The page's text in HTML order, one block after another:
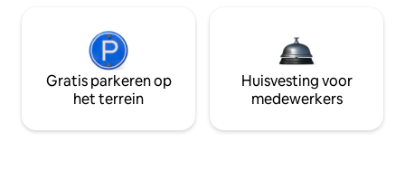
Gratis parkeren op
het terrein
Huisvesting voor
medewerkers